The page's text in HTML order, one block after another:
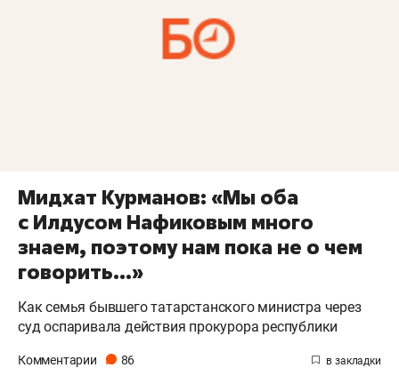
Мидхат Курманов: «Мы оба
с Илдусом Нафиковым много
знаем, поэтому нам пока не о чем
говорить...»
Как семья бывшего татарстанского министра через
суд оспаривала действия прокурора республики
Комментарии 86